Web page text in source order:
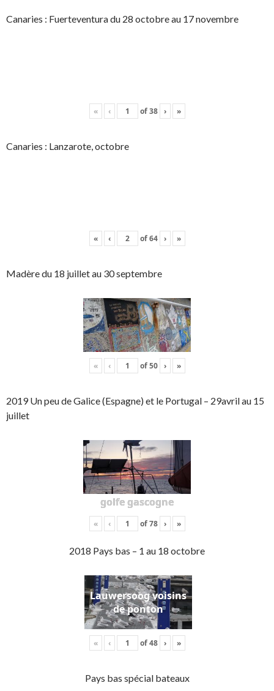
Canaries : Fuerteventura du 28 octobre au 17 novembre
« ‹ of38 › »
Canaries : Lanzarote, octobre
« ‹ of64 › »
Madère du 18 juillet au 30 septembre
« ‹ of50 › »
2019 Un peu de Galice (Espagne) et le Portugal – 29avril au 15
juillet
golfe gascogne
« ‹ of78 › »
2018 Pays bas – 1 au 18 octobre
Lauwersoog voisins
de ponton
« ‹ of48 › »
Pays bas spécial bateaux